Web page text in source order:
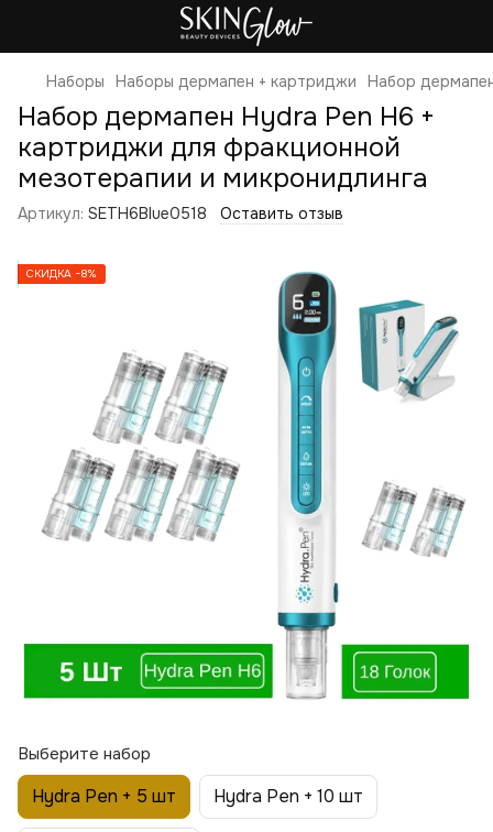
Наборы Наборы дермапен + картриджи Набор
Набор дермапен Hydra Pen H6 +
картриджи для фракционной
мезотерапии и микронидлинга
Артикул: SETH6Blue0518 Оставить отзыв
СКИДКА −8%
Выберите набор
Hydra Pen + 5 шт Hydra Pen + 10 шт